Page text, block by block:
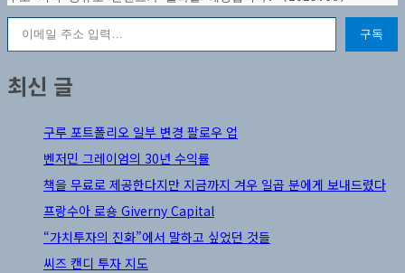
이메일 주소 입력…
구독
최신 글
구루 포트폴리오 일부 변경 팔로우 업
벤저민 그레이엄의 30년 수익률
책을 무료로 제공한다지만 지금까지 겨우 일곱 분에게 보내드렸다
프랑수아 로숑 Giverny Capital
“가치투자의 진화”에서 말하고 싶었던 것들
씨즈 캔디 투자 지도